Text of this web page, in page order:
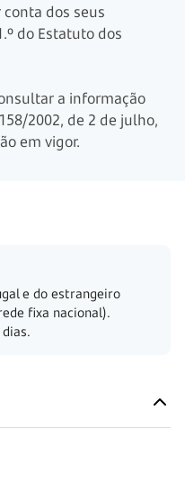
dos seus
do Estatuto dos
a informação
2002, de 2 de julho,
em vigor.
e do estrangeiro
fixa nacional).